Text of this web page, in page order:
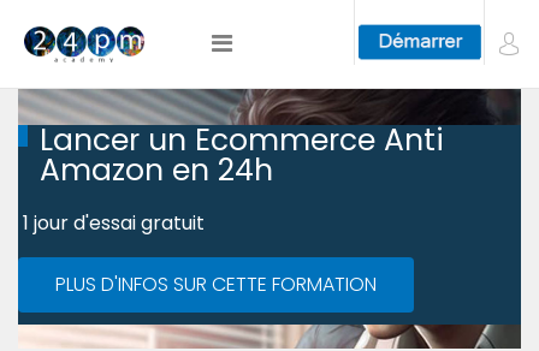
Lancer un Ecommerce Anti
Amazon en 24h
1 jour d'essai gratuit
PLUS D'INFOS SUR CETTE FORMATION